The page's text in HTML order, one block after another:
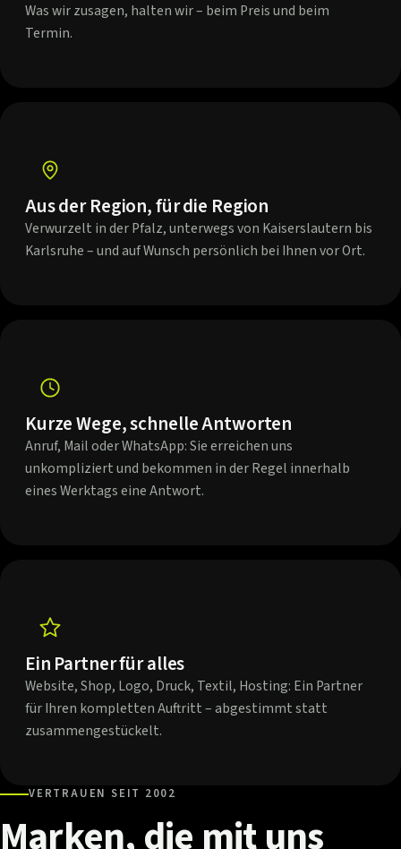
Was wir zusagen, halten wir – beim Preis und beim
Termin.
Aus der Region, für die Region
Verwurzelt in der Pfalz, unterwegs von Kaiserslautern bis
Karlsruhe – und auf Wunsch persönlich bei Ihnen vor Ort.
Kurze Wege, schnelle Antworten
Anruf, Mail oder WhatsApp: Sie erreichen uns
unkompliziert und bekommen in der Regel innerhalb
eines Werktags eine Antwort.
Ein Partner für alles
Website, Shop, Logo, Druck, Textil, Hosting: Ein Partner
für Ihren kompletten Auftritt – abgestimmt statt
zusammengestückelt.
VERTRAUEN SEIT 2002
Marken,die mituns